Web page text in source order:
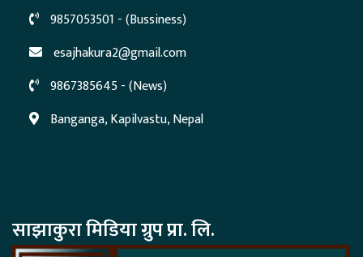
9857053501 - (Bussiness)
esajhakura2@gmail.com
9867385645 - (News)
Banganga, Kapilvastu, Nepal
साझाकुरा मिडिया ग्रुप प्रा. लि.